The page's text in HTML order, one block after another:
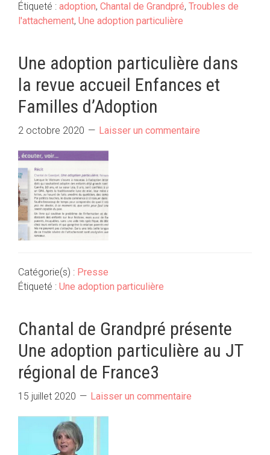
Étiqueté : adoption, Chantal de Grandpré, Troubles de
l'attachement, Une adoption particulière
Une adoption particulière dans
la revue accueil Enfances et
Familles d’Adoption
2 octobre 2020 Laisser un commentaire
Catégorie(s) : Presse
Étiqueté : Une adoption particulière
Chantal de Grandpré présente
Une adoption particulière au JT
régional de France3
15 juillet 2020 Laisser un commentaire